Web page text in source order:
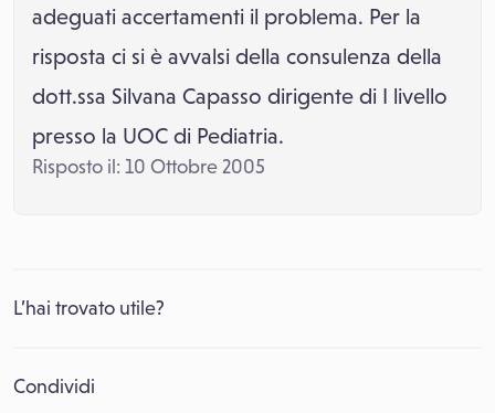
adeguati accertamenti il problema. Per la
risposta ci si è avvalsi della consulenza della
dott.ssa Silvana Capasso dirigente di I livello
presso la UOC di Pediatria.
Risposto il: 10 Ottobre 2005
L’hai trovato utile?
Condividi